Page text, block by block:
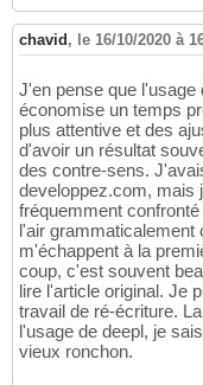
chavid , le 16/10/2020 à
J'en pense que
économise un temps
plus attentive et des
d'avoir un résultat
des contre-sens.
developpez.com, mais
fréquemment
l'air grammaticalement
m'échappent à la
coup, c'est souvent
lire l'article original. Je
travail de ré-écriture.
l'usage de deepl, je
vieux ronchon.